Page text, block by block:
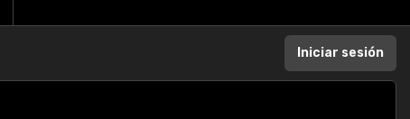
Iniciar sesión